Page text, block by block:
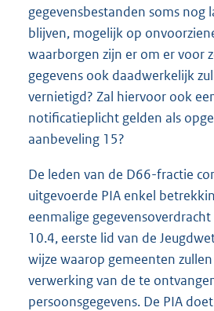
gegevensbestanden soms nog
blijven, mogelijk op
waarborgen zijn er om er voor
gegevens ook daadwerkelijk
vernietigd? Zal hiervoor ook
notificatieplicht gelden als
aanbeveling 15?
De leden van de D66-fractie
uitgevoerde PIA enkel
eenmalige
10.4, eerste lid van de
wijze waarop gemeenten
verwerking van de te
persoonsgegevens. De PIA